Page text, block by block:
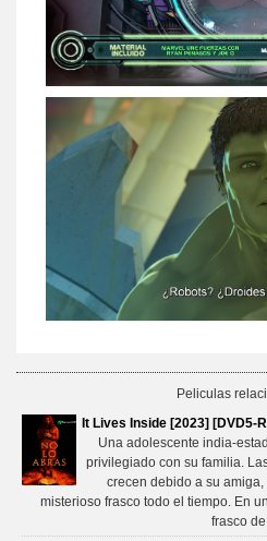
Peliculas
It Lives Inside [2023] [DVD5-
Una adolescente india-
privilegiado con su familia.
crecen debido a su
misterioso frasco todo el tiempo. En
frasco de